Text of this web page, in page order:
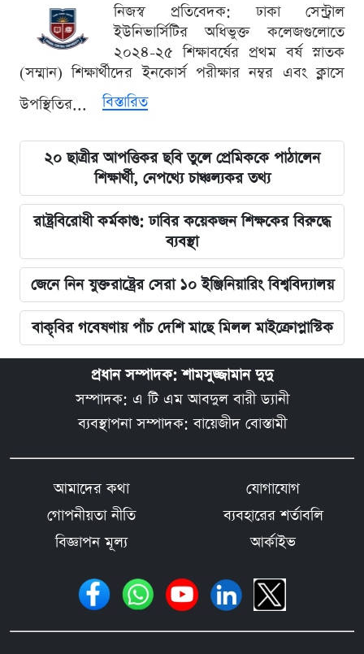
নিজস্ব প্রতিবেদক: ঢাকা সেন্ট্রাল
ইউনিভার্সিটির অধিভুক্ত কলেজগুলোতে
২০২৪-২৫ শিক্ষাবর্ষের প্রথম বর্ষ স্নাতক
(সম্মান) শিক্ষার্থীদের ইনকোর্স পরীক্ষার নম্বর এবং ক্লাসে
উপস্থিতির...
বিস্তারিত
২০ ছাত্রীর আপত্তিকর ছবি তুলে প্রেমিককে পাঠালেন
শিক্ষার্থী, নেপথ্যে চাঞ্চল্যকর তথ্য
রাষ্ট্রবিরোধী কর্মকাণ্ড: ঢাবির কয়েকজন শিক্ষকের বিরুদ্ধে
ব্যবস্থা
জেনে নিন যুক্তরাষ্ট্রের সেরা ১০ ইঞ্জিনিয়ারিং বিশ্ববিদ্যালয়
বাকৃবির গবেষণায় পাঁচ দেশি মাছে মিলল মাইক্রোপ্লাস্টিক
প্রধান সম্পাদক: শামসুজ্জামান দুদু
সম্পাদক: এ টি এম আবদুল বারী ড্যানী
ব্যবস্থাপনা সম্পাদক: বায়েজীদ বোস্তামী
আমাদের কথা
যোগাযোগ
গোপনীয়তা নীতি
ব্যবহারের শর্তাবলি
বিজ্ঞাপন মূল্য
আর্কাইভ